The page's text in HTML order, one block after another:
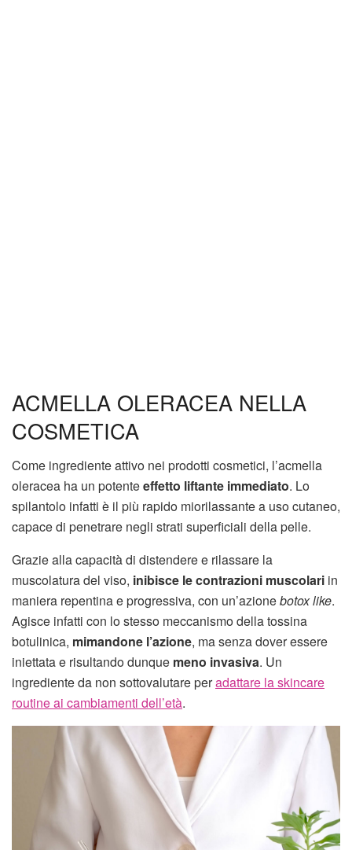
ACMELLA OLERACEA NELLA
COSMETICA
Come ingrediente attivo nei prodotti cosmetici, l’acmella
oleracea ha un potenteeffetto liftante immediato. Lo
spilantolo infatti è il più rapido miorilassante a uso cutaneo,
capace di penetrare negli strati superficiali della pelle.
Grazie alla capacità di distendere e rilassare la
muscolatura del viso, inibisce le contrazioni muscolari in
maniera repentina e progressiva, con un’azionebotox like.
Agisce infatti con lo stesso meccanismo della tossina
botulinica, mimandone l’azione, ma senza dover essere
iniettata e risultando dunque meno invasiva. Un
ingrediente da non sottovalutare peradattare la skincare
routine ai cambiamenti dell’età.